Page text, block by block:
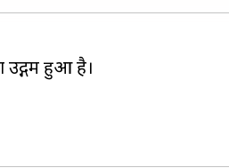
उद्गम हुआ है।